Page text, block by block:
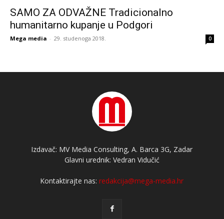
SAMO ZA ODVAŽNE Tradicionalno
humanitarno kupanje u Podgori
Mega media - 29. studenoga 2018. 0
Izdavač: MV Media Consulting, A. Barca 3G, Zadar
Glavni urednik: Vedran Vidučić
Kontaktirajte nas:redakcija@mega-media.hr